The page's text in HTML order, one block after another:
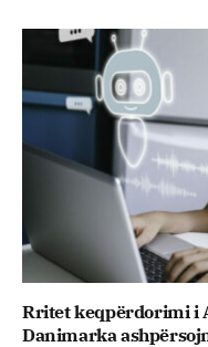
Rritet keqpërdorimi i
Danimarka